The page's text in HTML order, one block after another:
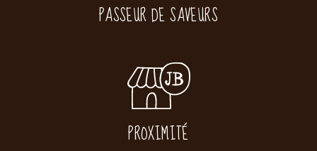
PASSEUR DE SAVEURS
PROXIMITÉ